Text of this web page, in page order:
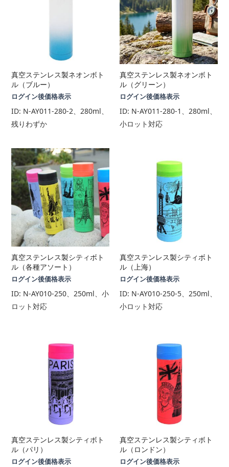
真空ステンレス製ネオンボト
ル（ブルー）
ログイン後価格表示
ID: N-AY011-280-2、280ml、
残りわずか
真空ステンレス製ネオンボト
ル（グリーン）
ログイン後価格表示
ID: N-AY011-280-1、280ml、
小ロット対応
真空ステンレス製シティボト
ル（各種アソート）
ログイン後価格表示
ID: N-AY010-250、250ml、小
ロット対応
真空ステンレス製シティボト
ル（上海）
ログイン後価格表示
ID: N-AY010-250-5、250ml、
小ロット対応
真空ステンレス製シティボト
ル（パリ）
ログイン後価格表示
真空ステンレス製シティボト
ル（ロンドン）
ログイン後価格表示